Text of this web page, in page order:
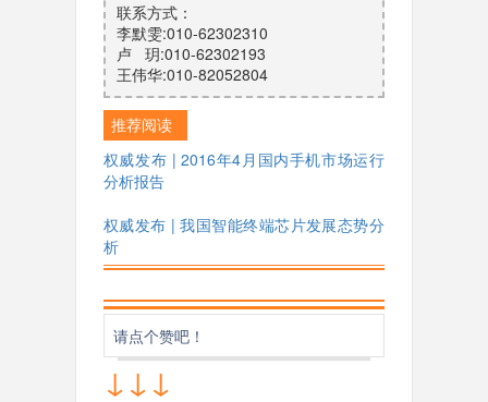
联系方式：
李默雯:010-62302310
卢 玥:010-62302193
王伟华:010-82052804
推荐阅读
权威发布 | 2016年4月国内手机市场运行
分析报告
权威发布 | 我国智能终端芯片发展态势分
析
请点个赞吧！
↓↓↓